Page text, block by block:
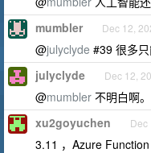
mumbler Dec 12,
@julyclyde #39 很多
julyclyde Dec 12,
@mumbler 不明白啊
xu2goyuchen Dec
3.11 ，Azure